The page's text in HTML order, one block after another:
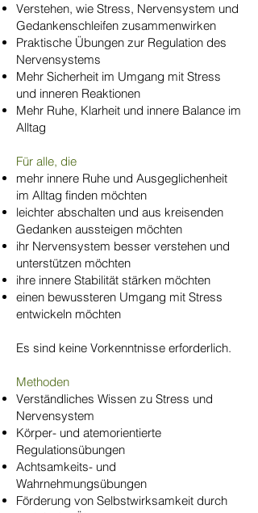
Verstehen, wie Stress, Nervensystem und
Gedankenschleifen zusammenwirken
Praktische Übungen zur Regulation des
Nervensystems
Mehr Sicherheit im Umgang mit Stress
und inneren Reaktionen
Mehr Ruhe, Klarheit und innere Balance im
Alltag
Für alle, die
mehr innere Ruhe und Ausgeglichenheit
im Alltag finden möchten
leichter abschalten und aus kreisenden
Gedanken aussteigen möchten
ihr Nervensystem besser verstehen und
unterstützen möchten
ihre innere Stabilität stärken möchten
einen bewussteren Umgang mit Stress
entwickeln möchten
Es sind keine Vorkenntnisse erforderlich.
Methoden
Verständliches Wissen zu Stress und
Nervensystem
Körper- und atemorientierte
Regulationsübungen
Achtsamkeits- und
Wahrnehmungsübungen
Förderung von Selbstwirksamkeit durch